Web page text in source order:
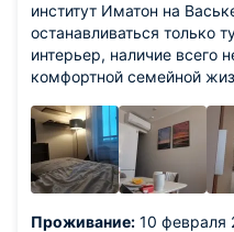
институт Иматон на
останавливаться только
интерьер, наличие всего
комфортной семейной
Проживание: 10 февраля